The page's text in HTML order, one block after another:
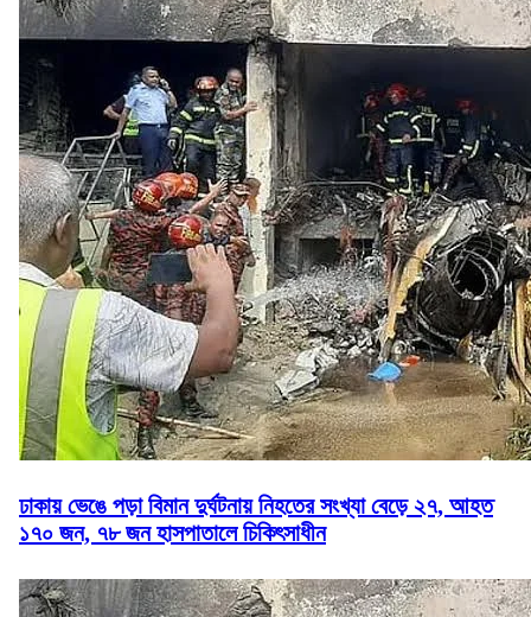
ঢাকায় ভেঙে পড়া বিমান দুর্ঘটনায় নিহতের সংখ্যা বেড়ে ২৭, আহত
১৭০ জন, ৭৮ জন হাসপাতালে চিকিৎসাধীন